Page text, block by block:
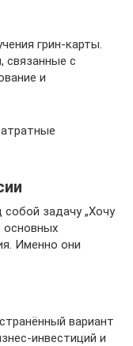
грин-карты.
связанные с
и
задачу „Хочу
основных
Именно они
вариант
инвестиций и